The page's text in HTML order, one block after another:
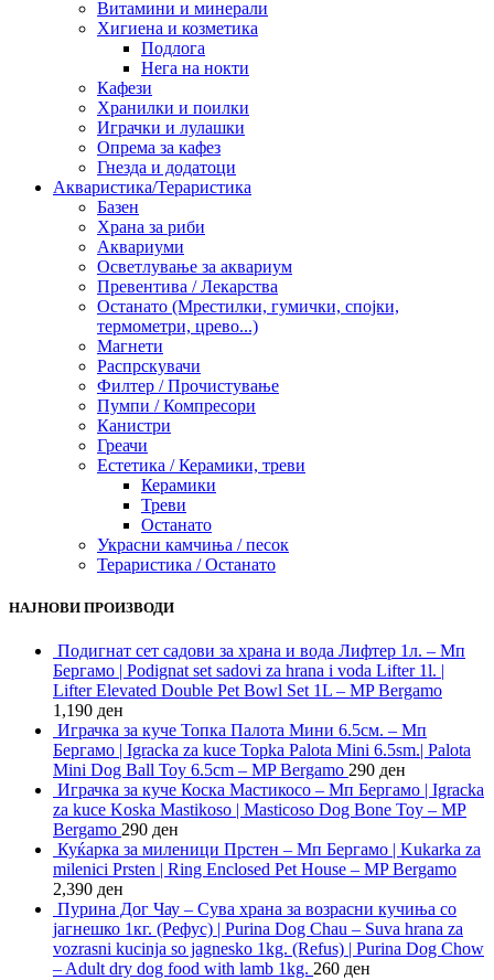
Витамини и минерали
Хигиена и козметика
Подлога
Нега на нокти
Кафези
Хранилки и поилки
Играчки и лулашки
Опрема за кафез
Гнезда и додатоци
Акваристика/Тераристика
Базен
Храна за риби
Аквариуми
Осветлување за аквариум
Превентива / Лекарства
Останато (Мрестилки, гумички, спојки,
термометри, црево...)
Магнети
Распрскувачи
Филтер / Прочистување
Пумпи / Компресори
Канистри
Греачи
Естетика / Керамики, треви
Керамики
Треви
Останато
Украсни камчиња / песок
Тераристика / Останато
НАЈНОВИ ПРОИЗВОДИ
Подигнат сет садови за храна и вода Лифтер 1л. – Мп
Бергамо | Podignat set sadovi za hrana i voda Lifter 1l. |
Lifter Elevated Double Pet Bowl Set 1L – MP Bergamo
1,190 ден
Играчка за куче Топка Палота Мини 6.5см. – Мп
Бергамо | Igracka za kuce Topka Palota Mini 6.5sm.| Palota
Mini Dog Ball Toy 6.5cm – MP Bergamo 290 ден
Играчка за куче Коска Мастикосо – Мп Бергамо | Igracka
za kuce Koska Mastikoso | Masticoso Dog Bone Toy – MP
Bergamo 290 ден
Куќарка за миленици Прстен – Мп Бергамо | Kukarka za
milenici Prsten | Ring Enclosed Pet House – MP Bergamo
2,390 ден
Пурина Дог Чау – Сува храна за возрасни кучиња со
јагнешко 1кг. (Рефус) | Purina Dog Chau – Suva hrana za
vozrasni kucinja so jagnesko 1kg. (Refus) | Purina Dog Chow
– Adult dry dog food with lamb 1kg. 260 ден